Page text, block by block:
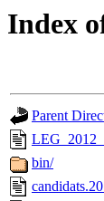
Index
Parent
bin/